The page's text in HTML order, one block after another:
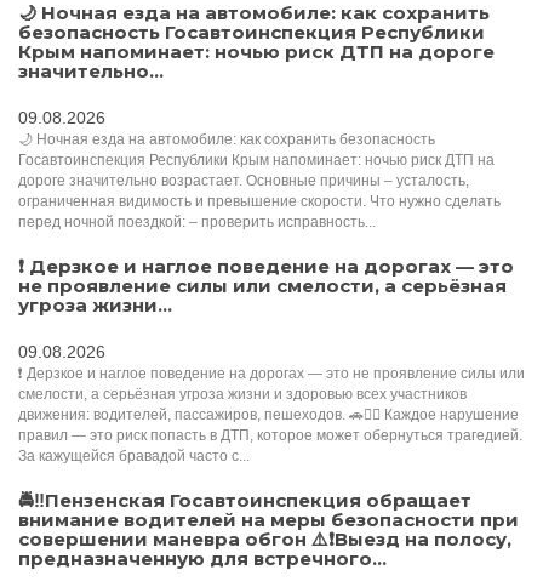
🌙 Ночная езда на автомобиле: как сохранить
безопасность Госавтоинспекция Республики
Крым напоминает: ночью риск ДТП на дороге
значительно...
09.08.2026
🌙 Ночная езда на автомобиле: как сохранить безопасность
Госавтоинспекция Республики Крым напоминает: ночью риск ДТП на
дороге значительно возрастает. Основные причины – усталость,
ограниченная видимость и превышение скорости. Что нужно сделать
перед ночной поездкой: – проверить исправность...
❗ Дерзкое и наглое поведение на дорогах — это
не проявление силы или смелости, а серьёзная
угроза жизни...
09.08.2026
❗ Дерзкое и наглое поведение на дорогах — это не проявление силы или
смелости, а серьёзная угроза жизни и здоровью всех участников
движения: водителей, пассажиров, пешеходов. 🚗🚶‍♂️ Каждое нарушение
правил — это риск попасть в ДТП, которое может обернуться трагедией.
За кажущейся бравадой часто с...
🚔‼️Пензенская Госавтоинспекция обращает
внимание водителей на меры безопасности при
совершении маневра обгон ⚠️❗Выезд на полосу,
предназначенную для встречного...